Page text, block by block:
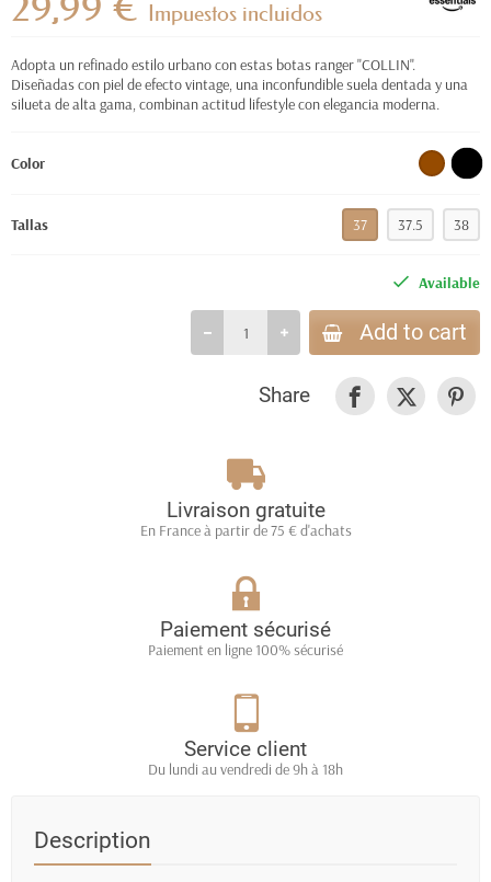
Impuestos incluidos
Adopta un refinado estilo urbano con estas botas ranger "COLLIN".
Diseñadas con piel de efecto vintage, una inconfundible suela dentada y una
silueta de alta gama, combinan actitud lifestyle con elegancia moderna.
Color
Tallas 37 37.5 38
Available
Add to cart
Share
Livraison gratuite
En France à partir de 75 € d'achats
Paiement sécurisé
Paiement en ligne 100% sécurisé
Service client
Du lundi au vendredi de 9h à 18h
Description